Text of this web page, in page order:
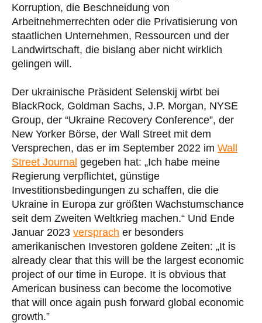
Korruption, die Beschneidung von
Arbeitnehmerrechten oder die Privatisierung von
staatlichen Unternehmen, Ressourcen und der
Landwirtschaft, die bislang aber nicht wirklich
gelingen will.
Der ukrainische Präsident Selenskij wirbt bei
BlackRock, Goldman Sachs, J.P. Morgan, NYSE
Group, der “Ukraine Recovery Conference”, der
New Yorker Börse, der Wall Street mit dem
Versprechen, das er im September 2022 im Wall
Street Journal gegeben hat: „Ich habe meine
Regierung verpflichtet, günstige
Investitionsbedingungen zu schaffen, die die
Ukraine in Europa zur größten Wachstumschance
seit dem Zweiten Weltkrieg machen.“ Und Ende
Januar 2023 versprach er besonders
amerikanischen Investoren goldene Zeiten: „It is
already clear that this will be the largest economic
project of our time in Europe. It is obvious that
American business can become the locomotive
that will once again push forward global economic
growth.”